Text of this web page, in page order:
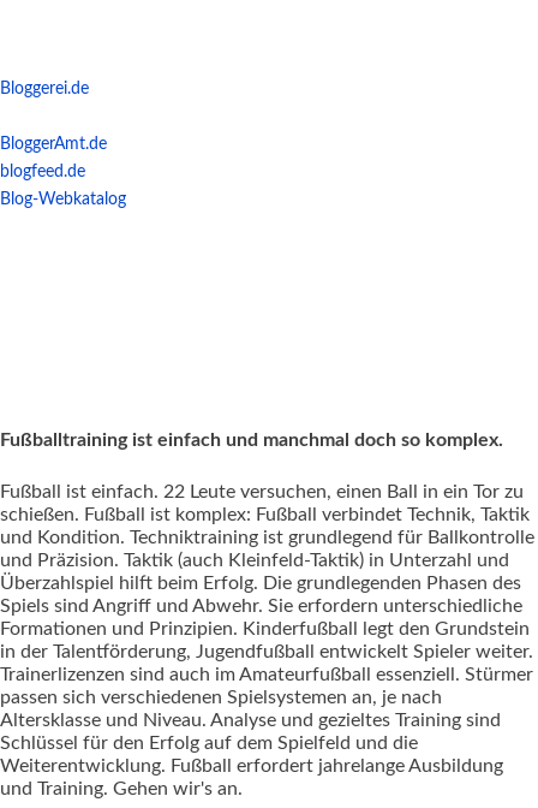
Bloggerei.de
BloggerAmt.de
blogfeed.de
Blog-Webkatalog
Fußballtraining ist einfach und manchmal doch so komplex.
Fußball ist einfach. 22 Leute versuchen, einen Ball in ein Tor zu
schießen. Fußball ist komplex: Fußball verbindet Technik, Taktik
und Kondition. Techniktraining ist grundlegend für Ballkontrolle
und Präzision. Taktik (auch Kleinfeld-Taktik) in Unterzahl und
Überzahlspiel hilft beim Erfolg. Die grundlegenden Phasen des
Spiels sind Angriff und Abwehr. Sie erfordern unterschiedliche
Formationen und Prinzipien. Kinderfußball legt den Grundstein
in der Talentförderung, Jugendfußball entwickelt Spieler weiter.
Trainerlizenzen sind auch im Amateurfußball essenziell. Stürmer
passen sich verschiedenen Spielsystemen an, je nach
Altersklasse und Niveau. Analyse und gezieltes Training sind
Schlüssel für den Erfolg auf dem Spielfeld und die
Weiterentwicklung. Fußball erfordert jahrelange Ausbildung
und Training. Gehen wir's an.